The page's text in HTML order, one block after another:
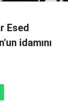
Esed
idamını